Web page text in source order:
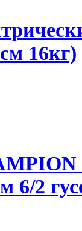
16кг)
6/2